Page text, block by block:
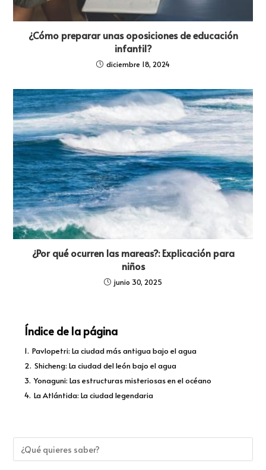
¿Cómo preparar unas oposiciones de educación
infantil?
diciembre 18, 2024
¿Por qué ocurren las mareas?: Explicación para
niños
junio 30, 2025
Índice de la página
1. Pavlopetri: La ciudad más antigua bajo el agua
2. Shicheng: La ciudad del león bajo el agua
3. Yonaguni: Las estructuras misteriosas en el océano
4. La Atlántida: La ciudad legendaria